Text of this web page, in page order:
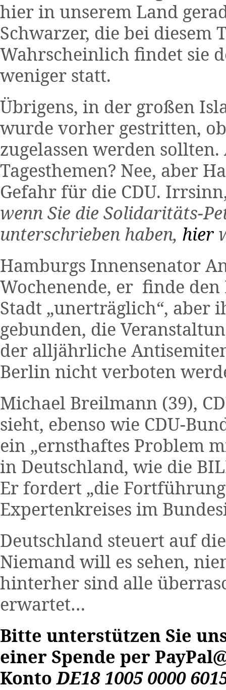
hier in unserem Land
Schwarzer, die bei
Wahrscheinlich findet sie
weniger statt.
Übrigens, in der großen
wurde vorher gestritten,
zugelassen werden sollten.
Tagesthemen? Nee, aber
Gefahr für die CDU.
wenn Sie die Solidaritäts-
unterschrieben haben, hier
Hamburgs Innensenator
Wochenende, er finde
Stadt „unerträglich“, aber
gebunden, die
der alljährliche
Berlin nicht verboten
Michael Breilmann (39),
sieht, ebenso wie CDU-
ein „ernsthaftes Problem
in Deutschland, wie die
Er fordert „die
Expertenkreises im
Deutschland steuert auf
Niemand will es sehen,
hinterher sind alle
erwartet…
Bitte unterstützen Sie
einer Spende per PayPal
KontoDE18 1005 0000